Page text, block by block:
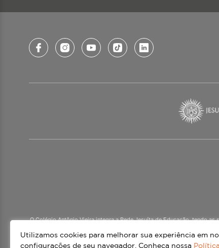
O Colégio Antônio Vieira integra a Rede Jesuíta de Educação, tendo
Utilizamos cookies para melhorar sua experiência em
configurações de seu navegador. Conheça nossa